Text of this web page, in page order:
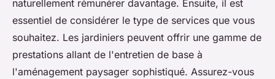
naturellement rémunérer davantage. Ensuite, il est
essentiel de considérer le type de services que vous
souhaitez. Les jardiniers peuvent offrir une gamme de
prestations allant de l'entretien de base à
l'aménagement paysager sophistiqué. Assurez-vous